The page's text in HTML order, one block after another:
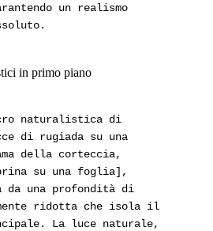
un realismo
in primo piano
naturalistica di
di rugiada su una
della corteccia,
su una foglia],
da una profondità di
ridotta che isola il
La luce naturale,